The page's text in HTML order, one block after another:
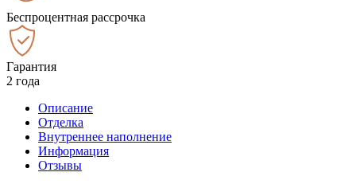
Беспроцентная рассрочка
Гарантия
2 года
Описание
Отделка
Внутреннее наполнение
Информация
Отзывы